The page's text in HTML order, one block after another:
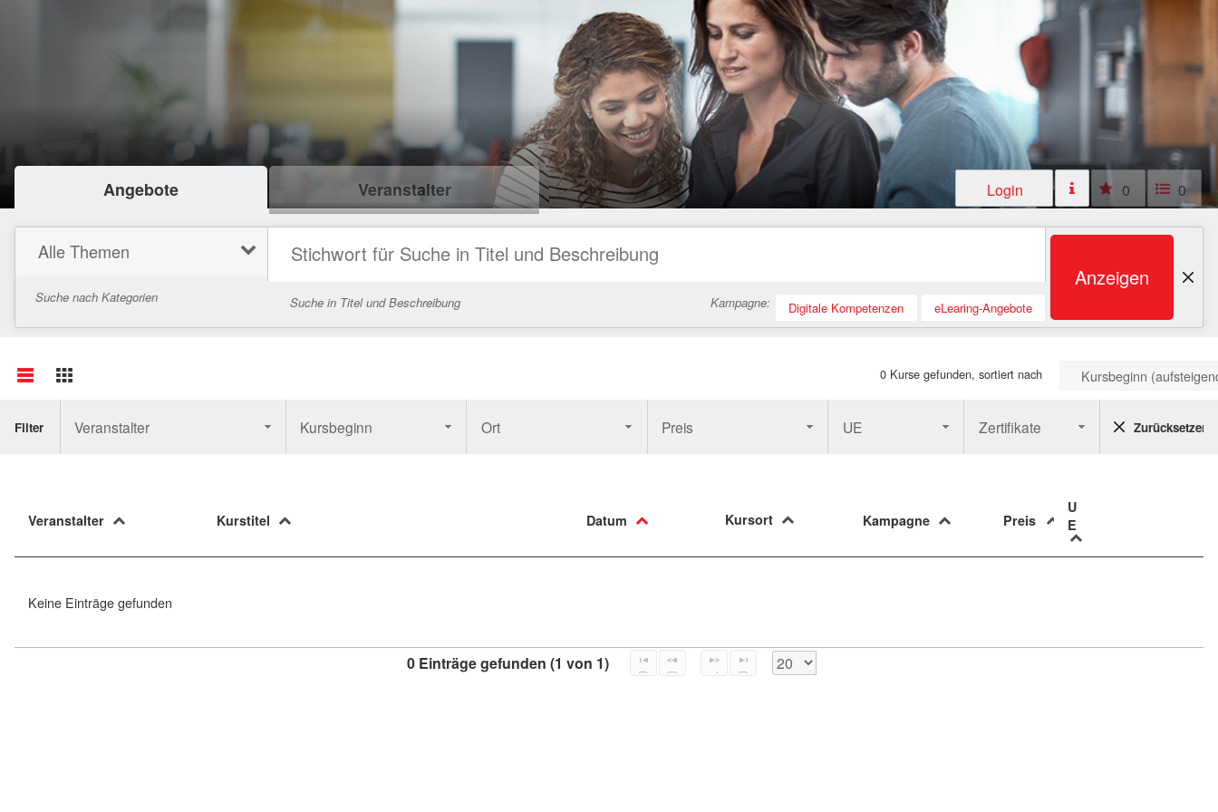
Login 0 0
Angebote Veranstalter
Alle Themen
Suche nach Kategorien Suche in Titel und Beschreibung Kampagne: Digitale Kompetenzen eLearing-Angebote
Anzeigen
0 Kurse gefunden, sortiert nach Kursbeginn
Filter Veranstalter Kursbeginn Ort Preis UE Zertifikate Zurücksetzen
Veranstalter Kurstitel Datum Kursort Kampagne Preis
U
E
Keine Einträge gefunden
0 Einträge gefunden (1 von 1)